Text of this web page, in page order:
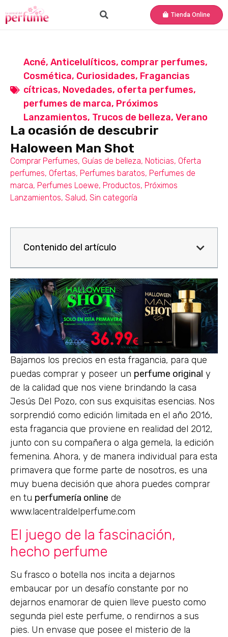
Tienda Online
Acné, Anticelulíticos, comprar perfumes,
Cosmética, Curiosidades, Fragancias
cítricas, Novedades, oferta perfumes,
perfumes de marca, Próximos
Lanzamientos, Trucos de belleza, Verano
La ocasión de descubrir
Haloween Man Shot
Comprar Perfumes, Guías de belleza, Noticias, Oferta
perfumes, Ofertas, Perfumes baratos, Perfumes de
marca, Perfumes Loewe, Productos, Próximos
Lanzamientos, Salud, Sin categoría
Contenido del artículo
Bajamos los precios en esta fragancia, para que
puedas comprar y poseer un perfume original y
de la calidad que nos viene brindando la casa
Jesús Del Pozo, con sus exquisitas esencias. Nos
sorprendió como edición limitada en el año 2016,
esta fragancia que proviene en realidad del 2012,
junto con su compañera o alga gemela, la edición
femenina. Ahora, y de manera individual para esta
primavera que forme parte de nosotros, es una
muy buena decisión que ahora puedes comprar
en tu perfumería online de
www.lacentraldelperfume.com
El juego de la fascinación,
hecho perfume
Su frasco o botella nos incita a dejarnos
embaucar por un desafío constante por no
dejarnos enamorar de quien lleve puesto como
segunda piel este perfume, o rendirnos a sus
pies. Un envase que posee el misterio de la